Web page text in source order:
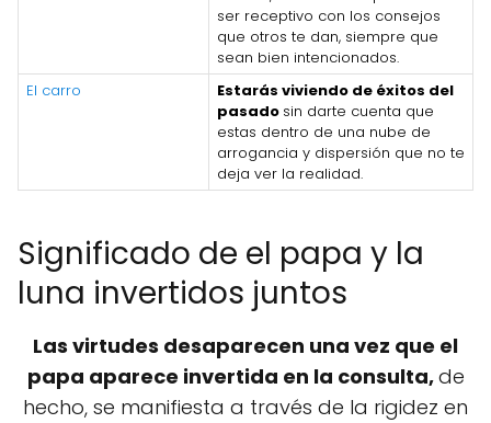
ser receptivo con los consejos
que otros te dan, siempre que
sean bien intencionados.
El carro
Estarás viviendo de éxitos del
pasado sin darte cuenta que
estas dentro de una nube de
arrogancia y dispersión que no te
deja ver la realidad.
Significado de el papa y la
luna invertidos juntos
Las virtudes desaparecen una vez que el
papa aparece invertida en la consulta,de
hecho, se manifiesta a través de la rigidez en